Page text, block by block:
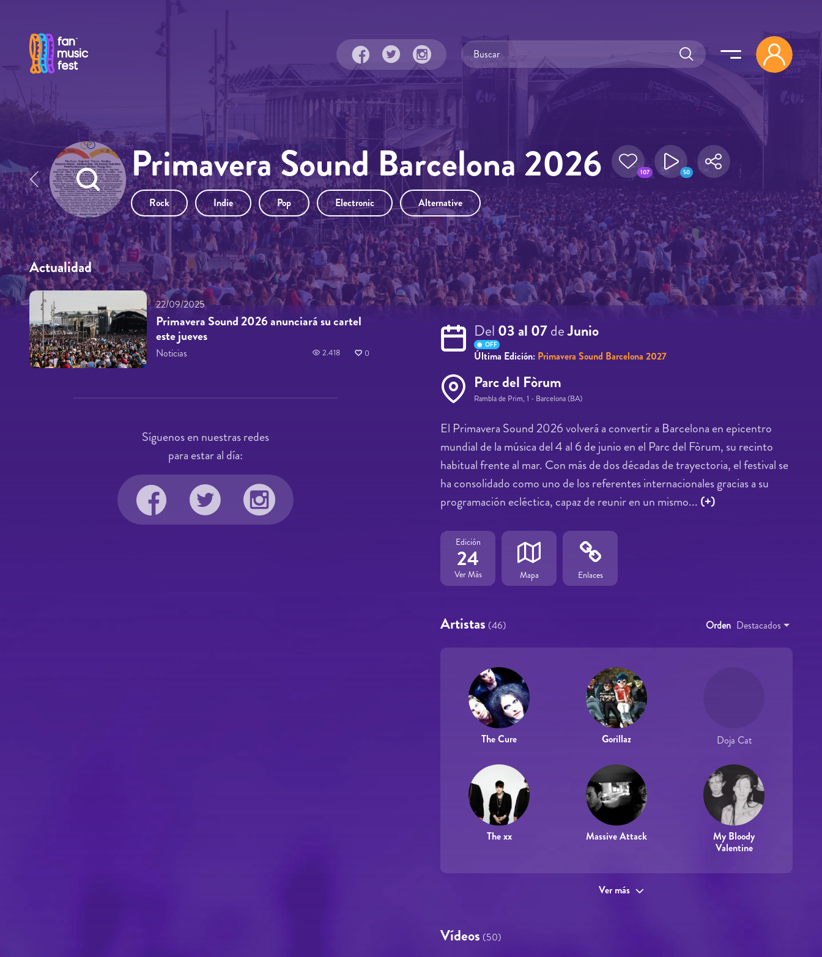
Primavera Sound Barcelona 2026 107 50
Rock Indie Pop Electronic Alternative
Del 03 al 07deJunio
OFF
Última Edición: Primavera Sound Barcelona 2027
Parc del Fòrum
Rambla de Prim, 1 - Barcelona (BA)
El Primavera Sound 2026 volverá a convertir a Barcelona en epicentro
mundial de la música del 4 al 6 de junio en el Parc del Fòrum, su recinto
habitual frente al mar. Con más de dos décadas de trayectoria, el festival se
ha consolidado como uno de los referentes internacionales gracias a su
programación ecléctica, capaz de reunir en un mismo... (+)
Edición
24
Ver Más Mapa Enlaces
Artistas (46) Orden Destacados
The Cure Gorillaz Doja Cat
The xx Massive Attack
My Bloody
Valentine
Ver más
Vídeos (50)
Actualidad
22/09/2025
Primavera Sound 2026 anunciará su cartel
este jueves
Noticias 2.418 0
Síguenos en nuestras redes
para estar al día: